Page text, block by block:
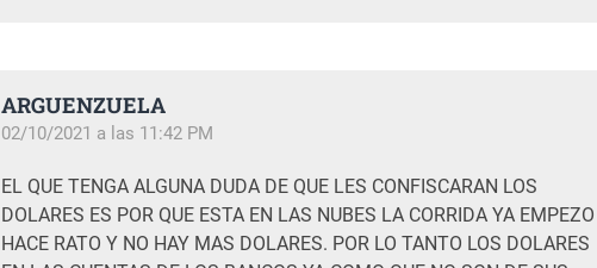
ARGUENZUELA
02/10/2021 a las 11:42 PM
EL QUE TENGA ALGUNA DUDA DE QUE LES CONFISCARAN LOS
DOLARES ES POR QUE ESTA EN LAS NUBES LA CORRIDA YA EMPEZO
HACE RATO Y NO HAY MAS DOLARES. POR LO TANTO LOS DOLARES